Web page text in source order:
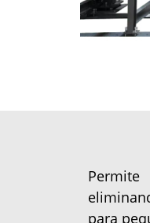
para